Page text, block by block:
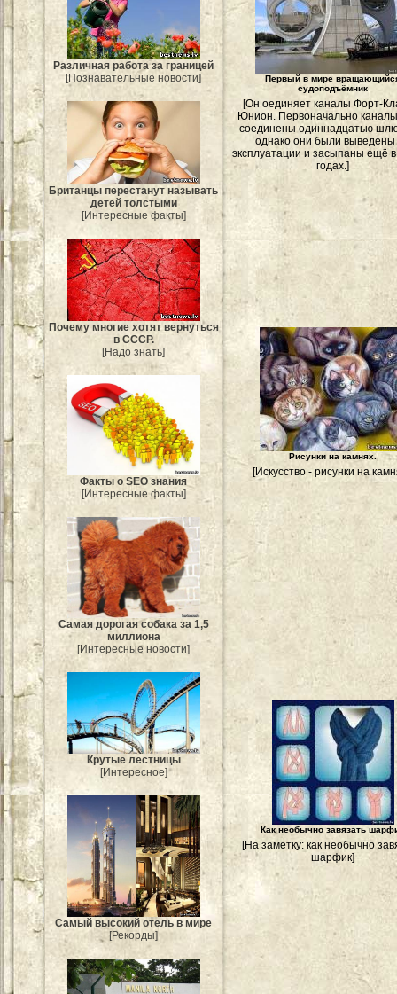
Различная работа за границей
[Познавательные новости]
Британцы перестанут называть
детей толстыми
[Интересные факты]
Почему многие хотят вернуться
в СССР.
[Надо знать]
Факты о SEO знания
[Интересные факты]
Самая дорогая собака за 1,5
миллиона
[Интересные новости]
Крутые лестницы
[Интересное]
Самый высокий отель в мире
[Рекорды]
Первый в мире
судоподъёмник
[Он оединяет каналы Форт-
Юнион. Первоначально
соединены одиннадцатью
однако они были выведены
эксплуатации и засыпаны ещё
годах.]
Рисунки на камнях.
[Искусство - рисунки на
Как необычно завязать
[На заметку: как необычно
шарфик]